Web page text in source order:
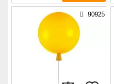
90925